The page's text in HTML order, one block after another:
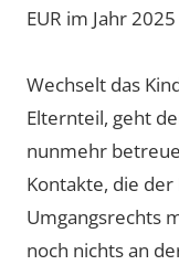
EUR im Jahr
Wechselt das
Elternteil, geht
nunmehr
Kontakte, die
Umgangsrechts
noch nichts an